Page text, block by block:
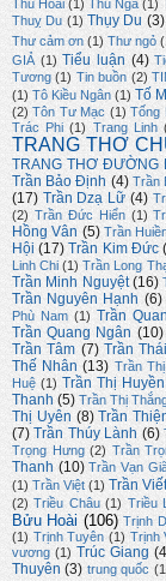
Thu Hoài (1) Thu Nga (1)
Thuỵ Du (1) Thụy Du (3)
Thư cảm ơn (1) Thư ngỏ
GIẢ (1) Tiểu luận (4)
Tương (1) Tin buồn (2)
(1) Tô Kiều Ngân (1) Tố
(2) Tôn Tư Mạc (1) Tống
Trác Phi (1) Trang Linh
TRANG THƠ
TRANG THƠ ĐƯỜNG
Trần Bảo Định (4) Trần
(17) Trần Dzạ Lữ (4)
(2) Trần Đức Hiển (1)
Hồng Vân (5) Trần
Hội (17) Trần Kim Đức
Linh Chi (1) Trần Long
Trần Minh Nguyệt (16)
Trần Nguyên Hạnh (6)
Phù Nam (1) Trần
Trần Quang Ngân (10)
Trần Tâm (7) Trần
Thế Nhân (13) Trần
Huệ (1) Trần Thị
Thanh (5) Trần Thị
Thị Uyên (8) Trần
(7) Trần Thúy Lành (6)
Trọng Hưng (2) Trần
Thanh (10) Trần Vạn
(1) Trần Việt (1) Trần
(2) Triều Châu (1) Triều
Bửu Hoài (106) Trịnh
(1) Trịnh Tuyên (1) Trịnh
vương (1) Trúc Giang
Thuyên (3) trung quốc